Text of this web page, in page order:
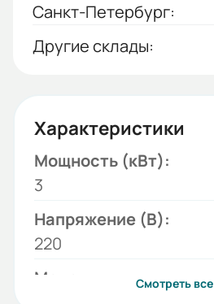
Санкт-Петербург:
Другие склады:
Характеристики
Мощность (кВт):
3
Напряжение (В):
220
Модель:
Смотреть все